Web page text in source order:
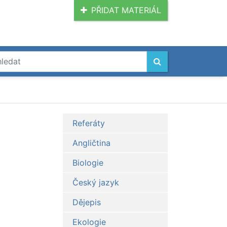
PŘIDAT MATERIÁL
Referáty
Angličtina
Biologie
Český jazyk
Dějepis
Ekologie